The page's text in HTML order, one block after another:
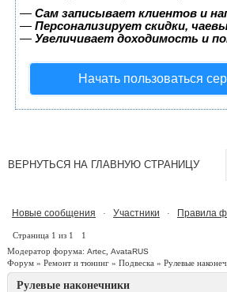
— Сам записывает клиентов и
— Персонализирует скидки,
— Увеличивает доходимость и
Начать пользоваться
ВЕРНУТЬСЯ НА ГЛАВНУЮ СТРАНИЦУ
Новые сообщения · Участники · Правила
Страница 1 из 1
1
Модератор форума: Artec AvataRUS
Форум » Ремонт и тюнинг » Подвеска » Рулевые
Рулевые наконечники